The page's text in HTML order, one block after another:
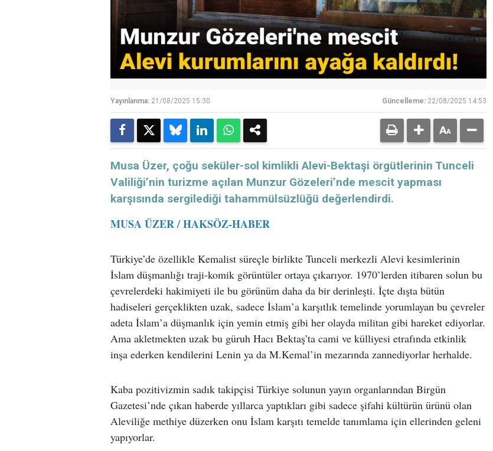
Yayınlanma: 21/08/2025 15:30 Güncelleme: 22/08/2025 14:53
Musa Üzer, çoğu seküler-sol kimlikli Alevi-Bektaşi örgütlerinin Tunceli
Valiliği’nin turizme açılan Munzur Gözeleri’nde mescit yapması
karşısında sergilediği tahammülsüzlüğü değerlendirdi.
MUSA ÜZER / HAKSÖZ-HABER
Türkiye’de özellikle Kemalist süreçle birlikte Tunceli merkezli Alevi kesimlerinin
İslam düşmanlığı traji-komik görüntüler ortaya çıkarıyor. 1970’lerden itibaren solun bu
çevrelerdeki hakimiyeti ile bu görünüm daha da bir derinleşti. İçte dışta bütün
hadiseleri gerçeklikten uzak, sadece İslam’a karşıtlık temelinde yorumlayan bu çevreler
adeta İslam’a düşmanlık için yemin etmiş gibi her olayda militan gibi hareket ediyorlar.
Ama akletmekten uzak bu güruh Hacı Bektaş’ta cami ve külliyesi etrafında etkinlik
inşa ederken kendilerini Lenin ya da M.Kemal’in mezarında zannediyorlar herhalde.
Kaba pozitivizmin sadık takipçisi Türkiye solunun yayın organlarından Birgün
Gazetesi’nde çıkan haberde yıllarca yaptıkları gibi sadece şifahi kültürün ürünü olan
Aleviliğe methiye düzerken onu İslam karşıtı temelde tanımlama için ellerinden geleni
yapıyorlar.